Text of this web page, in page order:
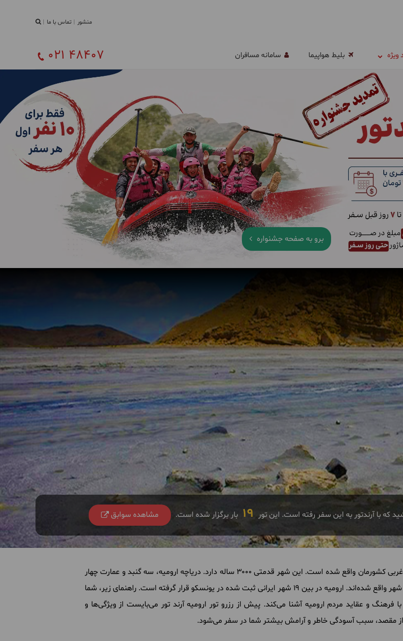
منشور تماس با ما
ویژه بلیط هواپیما سامانه مسافران 021 48407
برو به صفحه جشنواره
که با آرندتور به این سفر رفته است. این تور 19 بار برگزار شده است. مشاهده سوابق
غربی کشورمان واقع شده است. این شهر قدمتی ۳۰۰۰ ساله دارد. دریاچه ارومیه، سه گنبد و عمارتچهار
شهر واقع شدهاند. ارومیه در بین ۱۹ شهر ایرانی ثبت شده در یونسکو قرار گرفته است. راهنمای زیر، شما
با فرهنگ و عقاید مردم ارومیه آشنا میکند. پیش از رزرو تور ارومیه آرند تور میبایست از ویژگیها و
از مقصد، سببآسودگیخاطر و آرامشبیشتر شما در سفر میشود.